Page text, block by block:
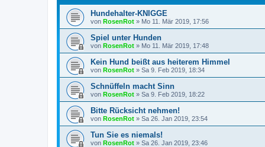
Hundehalter-KNIGGE
von RosenRot » Mo 11. Mär 2019, 17:56
Spiel unter Hunden
von RosenRot » Mo 11. Mär 2019, 17:48
Kein Hund beißt aus heiterem Himmel
von RosenRot » Sa 9. Feb 2019, 18:34
Schnüffeln macht Sinn
von RosenRot » Sa 9. Feb 2019, 18:22
Bitte Rücksicht nehmen!
von RosenRot » Sa 26. Jan 2019, 23:54
Tun Sie es niemals!
von RosenRot » Sa 26. Jan 2019, 23:46